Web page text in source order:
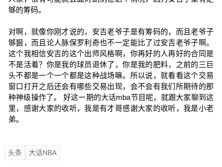
够的筹码。
对啊，就像你刚才说的，安吉老爷子是有筹码的，而且老爷子
够狠，而且论人脉保罗利奇也不一定能比了过安吉老爷子啊。
这个我相信安吉的这个出师风格啊，你再好的人再好的合同是
不是活着？你是我的球员退休了，你是我的肥料，之前的三巨
头不都是一个一个都是这种战场嘛。所以说，就看看这个交易
窗口打开之后还会有哪些交易出现，会不会有我们所期待的那
种神级操作了。 好这一期的大话mba节目呢，就跟大家聊到这
里，感谢大家的收听，我是有才哥感谢大家的收听，我是小老
弟。
头条 大话NBA